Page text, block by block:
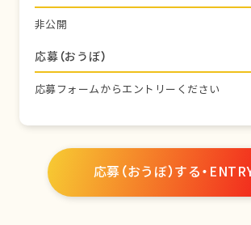
非公開
応募（おうぼ）
応募フォームからエントリーください
応募（おうぼ）する・